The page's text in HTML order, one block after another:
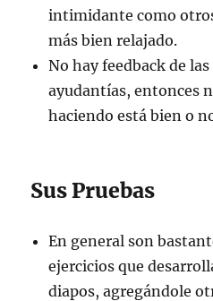
intimidante como
más bien relajado.
No hay feedback de
ayudantías, entonces
haciendo está bien o
Sus Pruebas
En general son
ejercicios que
diapos, agregándole